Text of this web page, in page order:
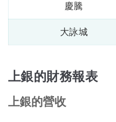
慶騰
大詠城
上銀的財務報表
上銀的營收